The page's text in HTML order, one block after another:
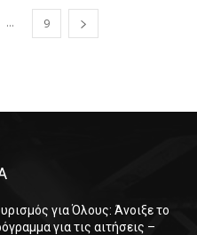
... 9
για Όλους: Άνοιξε το
για τις αιτήσεις –